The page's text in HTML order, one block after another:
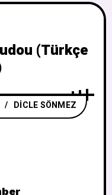
(Türkçe
DICLE SÖNMEZ